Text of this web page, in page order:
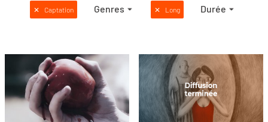
✕ Captation Genres ✕ Long Durée